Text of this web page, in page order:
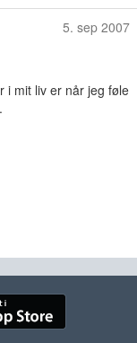
5. sep 2007
i mit liv er når jeg føle